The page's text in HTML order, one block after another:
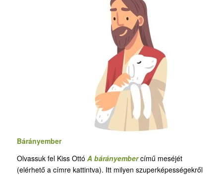
Bárányember
Olvassuk fel Kiss Ottó A bárányember című meséjét
(elérhető a címre kattintva). Itt milyen szuperképességekről